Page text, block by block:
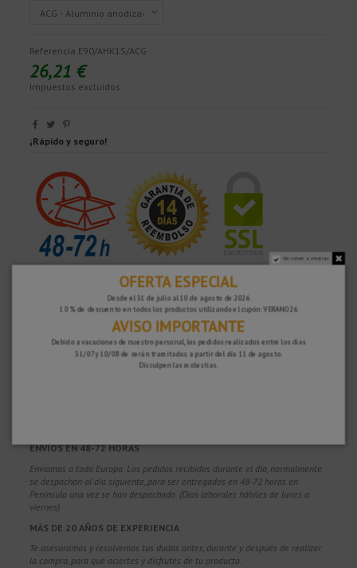
Referencia E90/AHK1S/ACG
26,21 €
Impuestos excluidos
¡Rápido y seguro!
ENVÍOS EN 48-72 HORAS
Enviamos a toda Europa. Los pedidos recibidos durante el día, normalmente
se despachan al día siguiente, para ser entregados en 48-72 horas en
Península una vez se han despachado. (Días laborales hábiles de lunes a
viernes)
MÁS DE 20 AÑOS DE EXPERIENCIA
Te asesoramos y resolvemos tus dudas antes, durante y después de realizar
la compra, para que aciertes y disfrutes de tu producto.
No volver a mostrar.
OFERTA ESPECIAL
Desde el 31 de julio al 10 de agosto de 2026
10 % de descuento en todos los productos utilizando el cupón: VERANO26
AVISO IMPORTANTE
Debido a vacaciones de nuestro personal, los pedidos realizados entre los días
31/07 y 10/08 de serán tramitados a partir del día 11 de agosto.
Disculpen las molestias.